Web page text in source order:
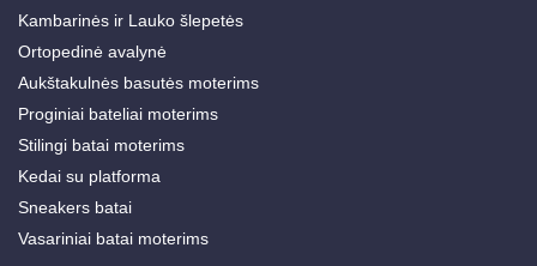
Kambarinės ir Lauko šlepetės
Ortopedinė avalynė
Aukštakulnės basutės moterims
Proginiai bateliai moterims
Stilingi batai moterims
Kedai su platforma
Sneakers batai
Vasariniai batai moterims